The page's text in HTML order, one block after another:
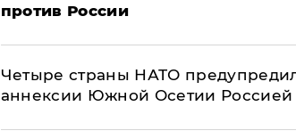
против России
Четыре страны НАТО
аннексии Южной Осетии Россией